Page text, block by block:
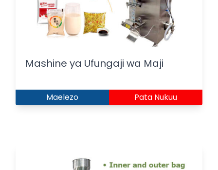
Mashine ya Ufungaji wa Maji
Maelezo Pata Nukuu